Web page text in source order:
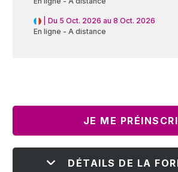
Du 5 Oct. 2026 au 8 Oct. 2026
En ligne - A distance
JE ME
DÉTAILS DE LA